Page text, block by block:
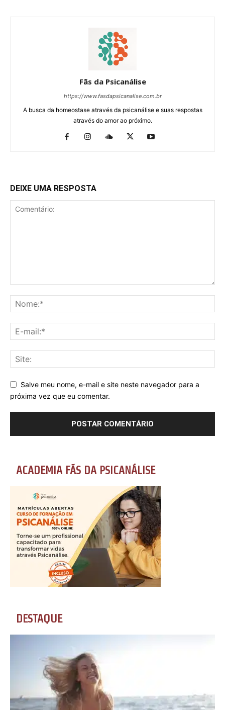
Fãs da Psicanálise
https://www.fasdapsicanalise.com.br
A busca da homeostase através da psicanálise e suas respostas
através do amor ao próximo.
DEIXE UMA RESPOSTA
Salve meu nome, e-mail e site neste navegador para a
próxima vez que eu comentar.
ACADEMIA FÃS DA PSICANÁLISE
DESTAQUE